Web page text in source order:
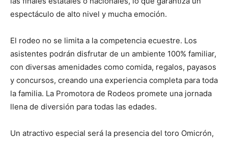
espectáculo de alto nivel y mucha emoción.
El rodeo no se limita a la competencia ecuestre. Los
asistentes podrán disfrutar de un ambiente 100% familiar,
con diversas amenidades como comida, regalos, payasos
y concursos, creando una experiencia completa para toda
la familia. La Promotora de Rodeos promete una jornada
llena de diversión para todas las edades.
Un atractivo especial será la presencia del toro Omicrón,